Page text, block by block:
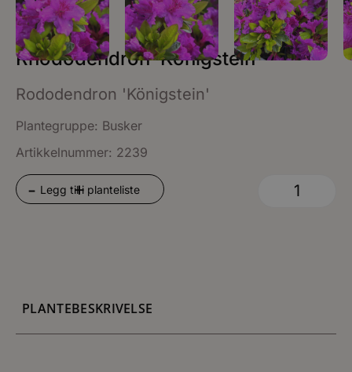
Rhododendron ‘Königstein’
Rododendron 'Königstein'
Plantegruppe: Busker
Artikkelnummer: 2239
- +
Legg til i planteliste
PLANTEBESKRIVELSE